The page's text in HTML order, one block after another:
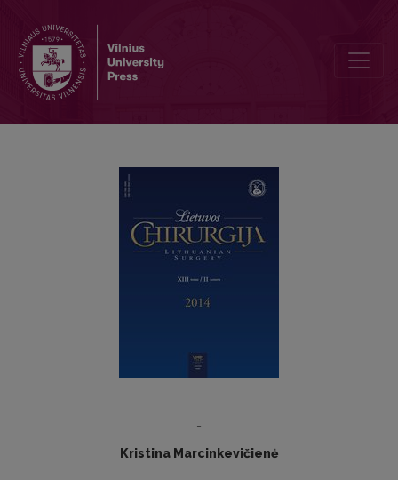
-
Kristina Marcinkevičienė